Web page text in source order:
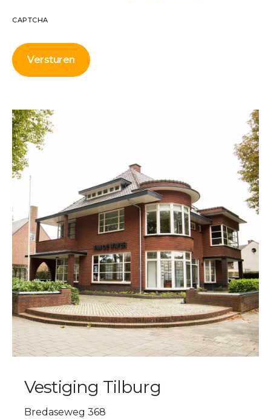
CAPTCHA
Vestiging Tilburg
Bredaseweg 368